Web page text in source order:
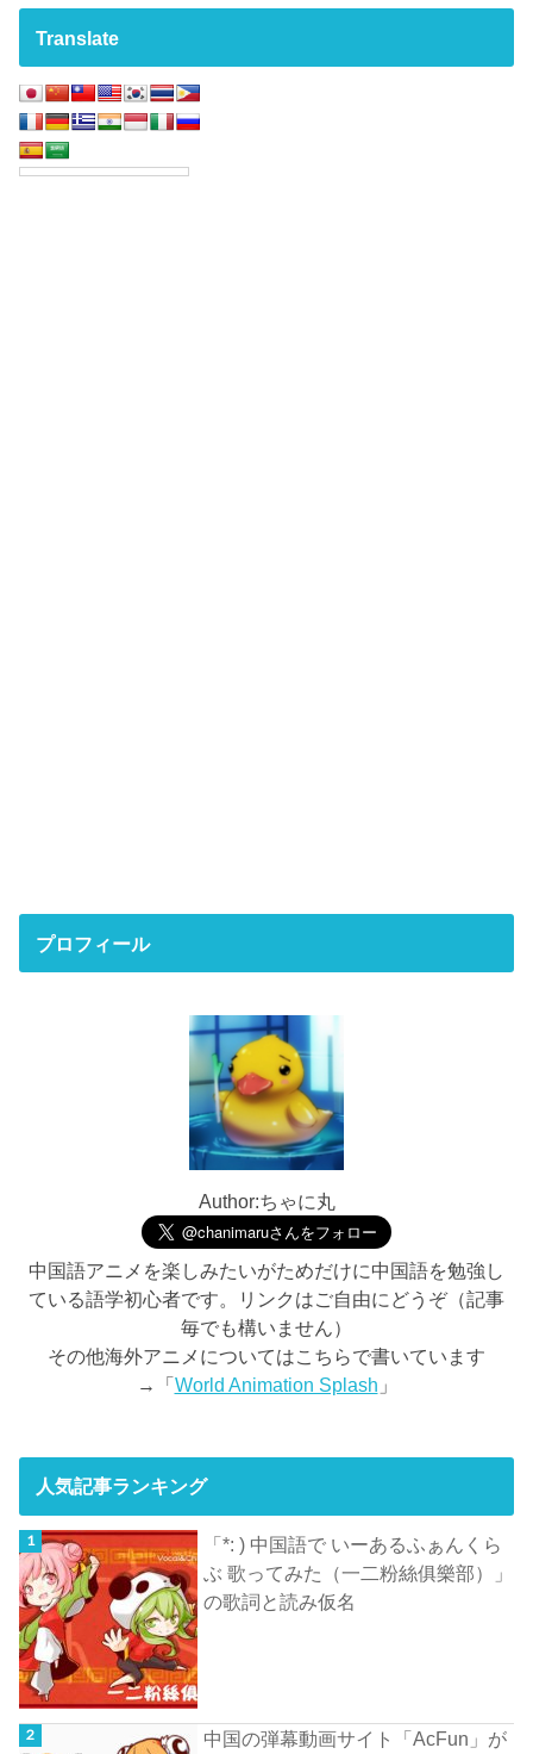
Translate
プロフィール
Author:ちゃに丸
中国語アニメを楽しみたいがためだけに中国語を勉強し
ている語学初心者です。リンクはご自由にどうぞ（記事
毎でも構いません）
その他海外アニメについてはこちらで書いています
→「World Animation Splash 」
人気記事ランキング
「*: ) 中国語で いーあるふぁんくら
ぶ 歌ってみた（一二粉絲俱樂部）」
の歌詞と読み仮名
中国の弾幕動画サイト「AcFun」が